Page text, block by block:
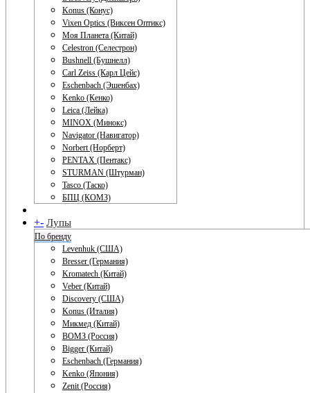
Konus (Конус)
Vixen Optics (Виксен Оптикс)
Моя Планета (Китай)
Celestron (Селестрон)
Bushnell (Бушнелл)
Carl Zeiss (Карл Цейс)
Eschenbach (Эшенбах)
Kenko (Кенко)
Leica (Лейка)
MINOX (Минокс)
Navigator (Навигатор)
Norbert (Норберт)
PENTAX (Пентакс)
STURMAN (Штурман)
Tasco (Таско)
БПЦ (КОМЗ)
+- Лупы
По бренду
Levenhuk (США)
Bresser (Германия)
Kromatech (Китай)
Veber (Китай)
Discovery (США)
Konus (Италия)
Микмед (Китай)
ВОМЗ (Россия)
Bigger (Китай)
Eschenbach (Германия)
Kenko (Япония)
Zenit (Россия)